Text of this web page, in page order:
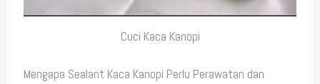
Cuci Kaca Kanopi
Mengapa Sealant Kaca Kanopi Perlu Perawatan dan